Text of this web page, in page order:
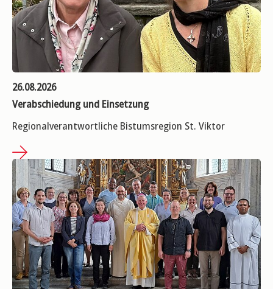
26.08.2026
Verabschiedung und Einsetzung
Regionalverantwortliche Bistumsregion St. Viktor